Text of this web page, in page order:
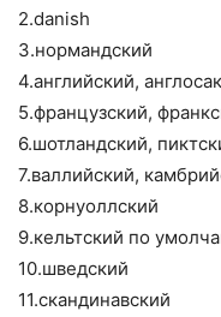
2.danish
3.нормандский
4.английский,
5.французский,
6.шотландский,
7.валлийский,
8.корнуоллский
9.кельтский по
10.шведский
11.скандинавский